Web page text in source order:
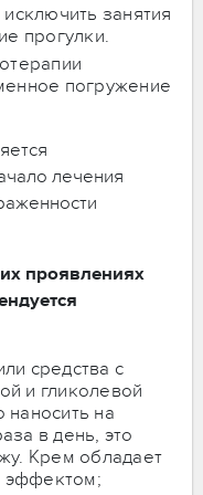
занятия
прогулки.
погружение
лечения
проявлениях
средства с
и гликолевой
наносить на
в день, это
Крем обладает
эффектом;